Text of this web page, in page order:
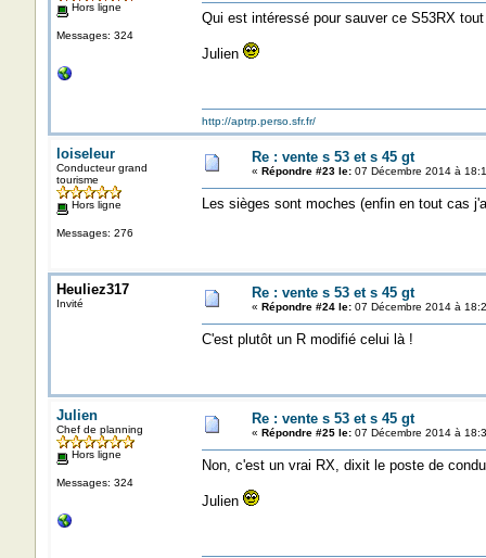
Hors ligne
Messages: 324
Qui est intéressé pour sauver ce S53RX
Julien
http://aptrp.perso.sfr.fr/
loiseleur
Conducteur grand
tourisme
Hors ligne
Messages: 276
Re : vente s 53 et s 45 gt
« Répondre #23 le:07 Décembre 2014 à
Les sièges sont moches (enfin en tout cas
Heuliez317
Invité
Re : vente s 53 et s 45 gt
« Répondre #24 le:07 Décembre 2014 à
C'est plutôt un R modifié celui là !
Julien
Chef de planning
Hors ligne
Messages: 324
Re : vente s 53 et s 45 gt
« Répondre #25 le:07 Décembre 2014 à
Non, c'est un vrai RX, dixit le poste de
Julien